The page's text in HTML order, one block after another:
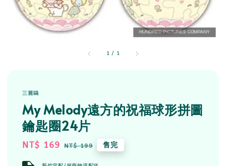
1 / 1
三麗鷗
My Melody遠方的祝福球形拼圖
鑰匙圈24片
Sale
NT$ 169 Regular
NT$ 199 售完